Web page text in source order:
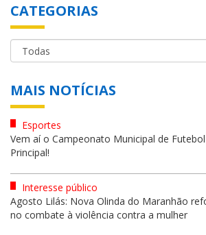
CATEGORIAS
MAIS NOTÍCIAS
Esportes
Vem aí o Campeonato Municipal de
Principal!
Interesse público
Agosto Lilás: Nova Olinda do Maranhão
no combate à violência contra a mulher